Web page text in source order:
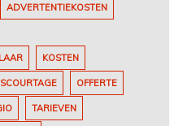
ADVERTENTIEKOSTEN
KOSTEN
OFFERTE
TARIEVEN